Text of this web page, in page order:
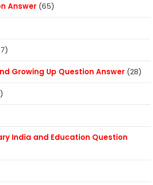
Answer (65)
Growing Up Question Answer (28)
India and Education Question